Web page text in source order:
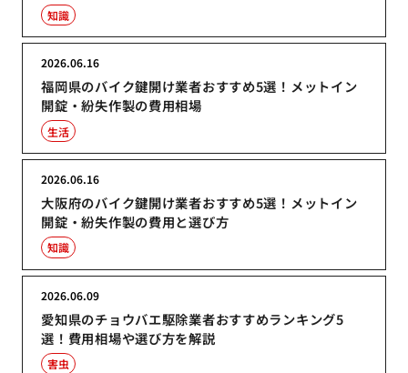
知識
福岡県のバイク鍵開け業者おすすめ5選！メットイン
開錠・紛失作製の費用相場
2026.06.16
生活
大阪府のバイク鍵開け業者おすすめ5選！メットイン
開錠・紛失作製の費用と選び方
2026.06.16
知識
愛知県のチョウバエ駆除業者おすすめランキング5
選！費用相場や選び方を解説
2026.06.09
害虫